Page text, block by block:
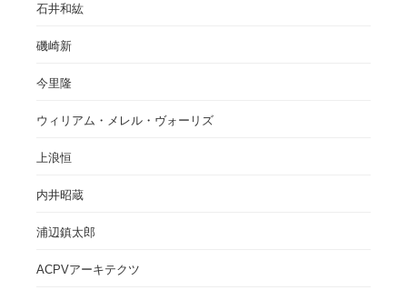
石井和紘
磯崎新
今里隆
ウィリアム・メレル・ヴォーリズ
上浪恒
内井昭蔵
浦辺鎮太郎
ACPVアーキテクツ